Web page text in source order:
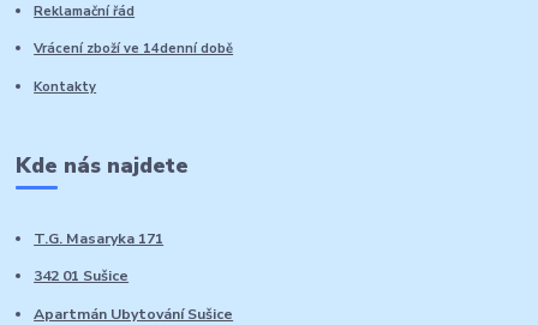
Reklamační řád
Vrácení zboží ve 14denní době
Kontakty
Kde nás najdete
T.G. Masaryka 171
342 01 Sušice
Apartmán Ubytování Sušice